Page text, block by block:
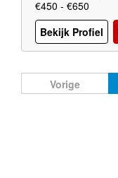
€450 - €650
Bekijk Profiel
Vorige